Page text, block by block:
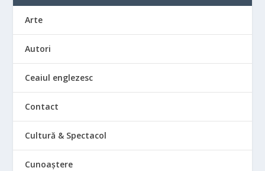
Arte
Autori
Ceaiul englezesc
Contact
Cultură & Spectacol
Cunoaștere